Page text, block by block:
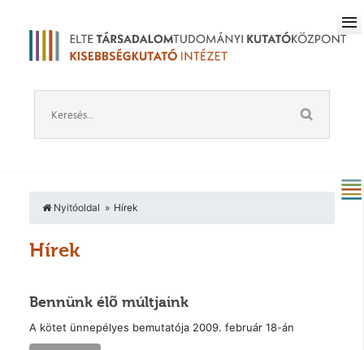
Nyitóoldal Hírek
Hírek
Bennünk élõ múltjaink
A kötet ünnepélyes bemutatója 2009. február 18-án